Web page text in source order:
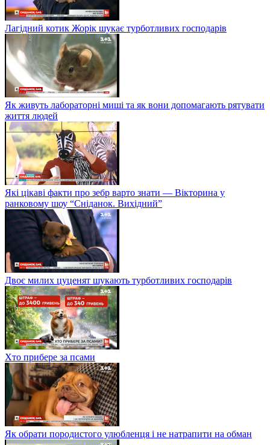
Лагідний котик Жорік шукає турботливих господарів
Як живуть лабораторні миші та як вони допомагають рятувати
життя людей
Які цікаві факти про зебр варто знати — Вікторина у
ранковому шоу “Сніданок. Вихідний”
Двоє милих цуценят шукають турботливих господарів
Хто прибере за псами
Як обрати породистого улюбленця і не натрапити на обман